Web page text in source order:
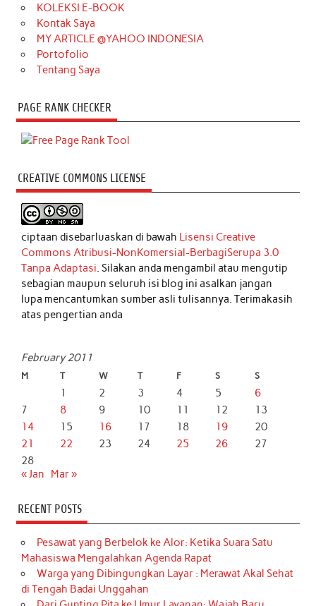
KOLEKSI E-BOOK
Kontak Saya
MY ARTICLE @YAHOO INDONESIA
Portofolio
Tentang Saya
PAGE RANK CHECKER
CREATIVE COMMONS LICENSE
ciptaan disebarluaskan di bawah Lisensi Creative
Commons Atribusi-NonKomersial-BerbagiSerupa 3.0
Tanpa Adaptasi. Silakan anda mengambil atau mengutip
sebagian maupun seluruh isi blog ini asalkan jangan
lupa mencantumkan sumber asli tulisannya. Terimakasih
atas pengertian anda
February 2011
M T W T F S S
1 2 3 4 5
6
7
8 9 10 11 12
13
14
15 16 17 18 19
20
21
22 23 24 25 26
27
28
« Jan
Mar »
RECENT POSTS
Pesawat yang Berbelok ke Alor: Ketika Suara Satu
Mahasiswa Mengalahkan Agenda Rapat
Warga yang Dibingungkan Layar : Merawat Akal Sehat
di Tengah Badai Unggahan